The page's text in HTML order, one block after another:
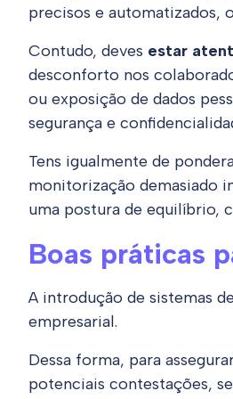
precisos e automatizados,
Contudo, deves estar
desconforto nos
ou exposição de dados
segurança e
Tens igualmente de
monitorização demasiado
uma postura de equilíbrio,
Boas práticas
A introdução de sistemas
empresarial.
Dessa forma, para
potenciais contestações,